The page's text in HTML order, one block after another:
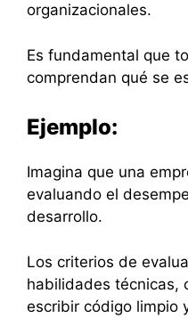
organizacionales.
Es fundamental que
comprendan qué se
Ejemplo:
Imagina que una
evaluando el
desarrollo.
Los criterios de
habilidades técnicas,
escribir código limpio